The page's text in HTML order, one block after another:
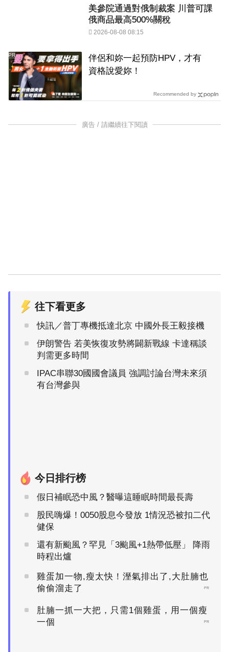
美參院通過對俄制裁案 川普可課
俄商品最高500%關稅
2026-08-08 08:15
伴侶和妳一起預防HPV，才有
資格說愛妳！
PR
Recommended by
廣告 / 請繼續往下閱讀
往下看更多
快訊／普丁專機抵達北京 中國外長王毅接機
伊朗警告 若美恢復攻勢將闢新戰線 卡達稱談
判需更多時間
IPAC串聯30國國會議員 強調討論台灣未來須
有台灣參與
今日排行榜
假日補眠恐中風？醫曝這睡眠時間最長壽
股民嗨爆！0050股息今發放 1情況恐被扣二代
健保
還有新颱風？罕見「3颱風+1熱帶低壓」 降雨
時程出爐
雞蛋加一物,瘦太快！溼氣排出了,大肚腩也
偷偷溜走了
PR
肚腩一抓一大把，只需1個雞蛋，用一個瘦
一個
PR